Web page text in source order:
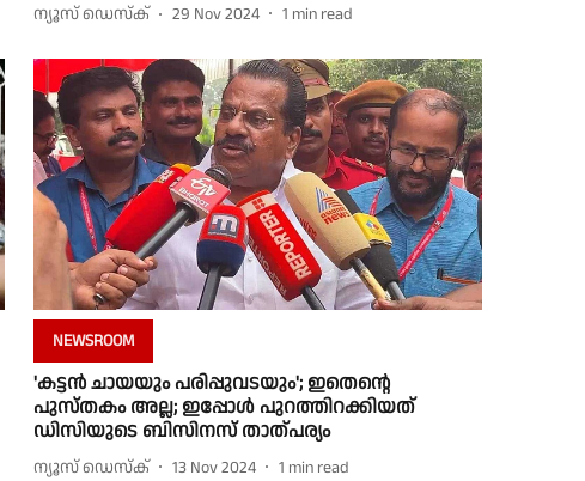
ന്യൂസ് ഡെസ്ക് 29 Nov 2024 1 min read
NEWSROOM
'കട്ടന്‍ ചായയും പരിപ്പുവടയും'; ഇതെന്റെ
പുസ്തകം അല്ല; ഇപ്പോള്‍ പുറത്തിറക്കിയത്
ഡിസിയുടെ ബിസിനസ് താത്പര്യം
ന്യൂസ് ഡെസ്ക് 13 Nov 2024 1 min read